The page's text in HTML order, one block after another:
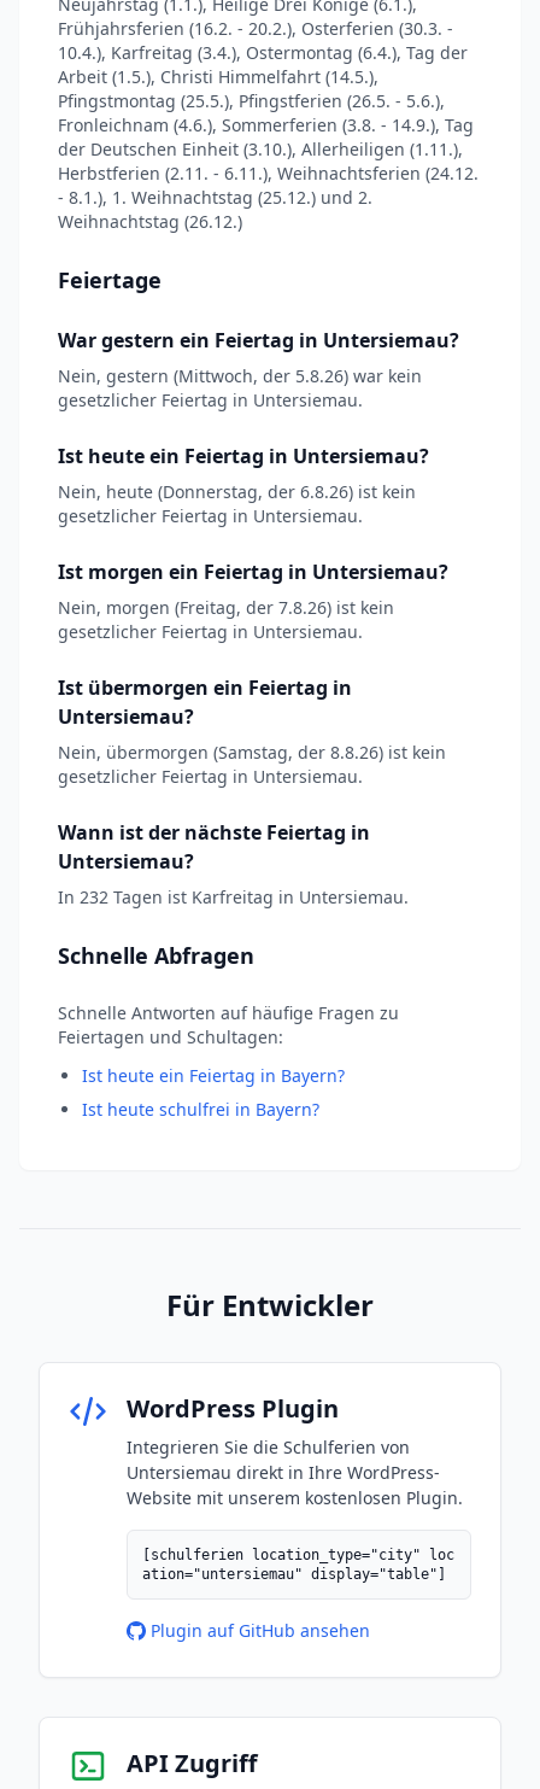
Frühjahrsferien (16.2. - 20.2.), Osterferien (30.3. -
10.4.), Karfreitag (3.4.), Ostermontag (6.4.), Tag der
Arbeit (1.5.), Christi Himmelfahrt (14.5.),
Pfingstmontag (25.5.), Pfingstferien (26.5. - 5.6.),
Fronleichnam (4.6.), Sommerferien (3.8. - 14.9.), Tag
der Deutschen Einheit (3.10.), Allerheiligen (1.11.),
Herbstferien (2.11. - 6.11.), Weihnachtsferien (24.12.
- 8.1.), 1. Weihnachtstag (25.12.) und 2.
Weihnachtstag (26.12.)
Feiertage
War gestern ein Feiertag in Untersiemau?
Nein, gestern (Mittwoch, der 5.8.26) war kein
gesetzlicher Feiertag in Untersiemau.
Ist heute ein Feiertag in Untersiemau?
Nein, heute (Donnerstag, der 6.8.26) ist kein
gesetzlicher Feiertag in Untersiemau.
Ist morgen ein Feiertag in Untersiemau?
Nein, morgen (Freitag, der 7.8.26) ist kein
gesetzlicher Feiertag in Untersiemau.
Ist übermorgen ein Feiertag in
Untersiemau?
Nein, übermorgen (Samstag, der 8.8.26) ist kein
gesetzlicher Feiertag in Untersiemau.
Wann ist der nächste Feiertag in
Untersiemau?
In 232 Tagen ist Karfreitag in Untersiemau.
Schnelle Abfragen
Schnelle Antworten auf häufige Fragen zu
Feiertagen und Schultagen:
Ist heute ein Feiertag in Bayern?
Ist heute schulfrei in Bayern?
Für Entwickler
WordPress Plugin
Integrieren Sie die Schulferien von
Untersiemau direkt in Ihre WordPress-
Website mit unserem kostenlosen Plugin.
[schulferien location_type="city" loc
ation="untersiemau" display="table"]
Plugin auf GitHub ansehen
API Zugriff